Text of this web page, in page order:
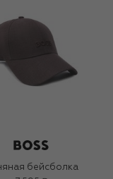
бейсболка